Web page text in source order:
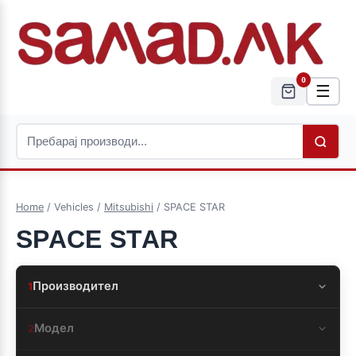
0
☰
Home / Vehicles / Mitsubishi / SPACE STAR
SPACE STAR
1Производител
2Модел